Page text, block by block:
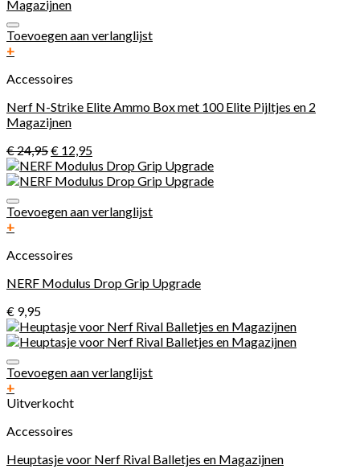
Toevoegen aan verlanglijst
+
Accessoires
Nerf N-Strike Elite Ammo Box met 100 Elite Pijltjes en 2
Magazijnen
€24,95€ 12,95
Toevoegen aan verlanglijst
+
Accessoires
NERF Modulus Drop Grip Upgrade
€ 9,95
Toevoegen aan verlanglijst
+
Uitverkocht
Accessoires
Heuptasje voor Nerf Rival Balletjes en Magazijnen